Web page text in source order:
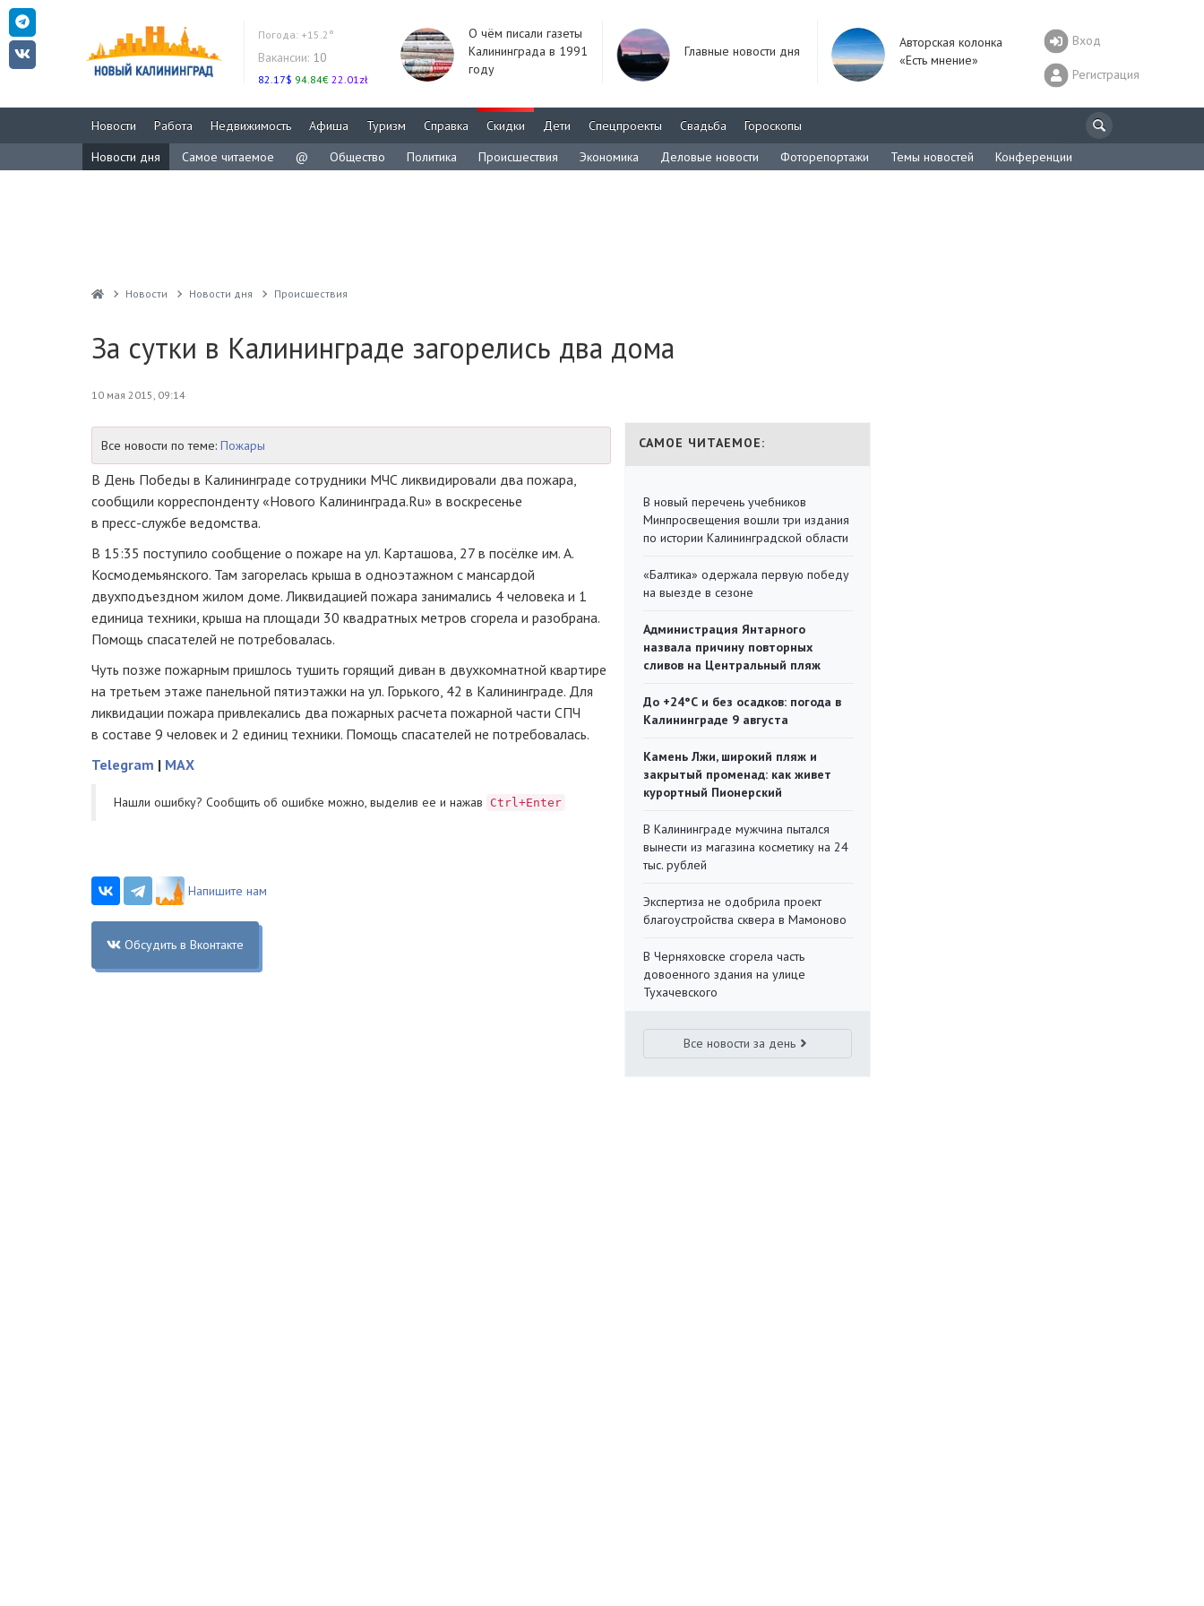
Погода: +15.2°
Вакансии: 10
82.17$ 94.84€ 22.01zł
О чём писали газеты
Калининграда в 1991
году
Главные новости дня
Авторская колонка
«Есть мнение»
Вход
Регистрация
Новости Работа Недвижимость Афиша Туризм Справка Скидки Дети Спецпроекты Свадьба
Гороскопы
Новости дня
Самое читаемое @ Общество Политика Происшествия Экономика Деловые новости Фоторепортажи Темы новостей Конференции
Новости Новости дня Проиcшествия
За сутки в Калининграде загорелись два дома
10 мая 2015, 09:14
Все новости по теме: Пожары
В День Победы в Калининграде сотрудники МЧС ликвидировали два пожара,
сообщили корреспонденту «Нового Калининграда.Ru» в воскресенье
в пресс-службе ведомства.
В 15:35 поступило сообщение о пожаре на ул. Карташова, 27 в посёлке им. А.
Космодемьянского. Там загорелась крыша в одноэтажном с мансардой
двухподъездном жилом доме. Ликвидацией пожара занимались 4 человека и 1
единица техники, крыша на площади 30 квадратных метров сгорела и разобрана.
Помощь спасателей не потребовалась.
Чуть позже пожарным пришлось тушить горящий диван в двухкомнатной квартире
на третьем этаже панельной пятиэтажки на ул. Горького, 42 в Калининграде. Для
ликвидации пожара привлекались два пожарных расчета пожарной части СПЧ
в составе 9 человек и 2 единиц техники. Помощь спасателей не потребовалась.
Telegram | MAX
Нашли ошибку? Cообщить об ошибке можно, выделив ее и нажав Ctrl+Enter
Напишите нам
Обсудить в Вконтакте
САМОЕ ЧИТАЕМОЕ:
В новый перечень учебников
Минпросвещения вошли три издания
по истории Калининградской области
«Балтика» одержала первую победу
на выезде в сезоне
Администрация Янтарного
назвала причину повторных
сливов на Центральный пляж
До +24°С и без осадков: погода в
Калининграде 9 августа
Камень Лжи, широкий пляж и
закрытый променад: как живет
курортный Пионерский
В Калининграде мужчина пытался
вынести из магазина косметику на 24
тыс. рублей
Экспертиза не одобрила проект
благоустройства сквера в Мамоново
В Черняховске сгорела часть
довоенного здания на улице
Тухачевского
Все новости за день